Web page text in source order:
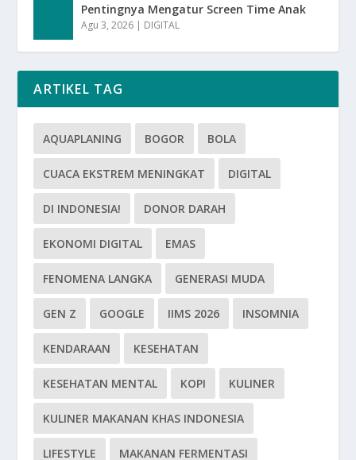
Pentingnya Mengatur Screen Time Anak
Agu 3, 2026 | DIGITAL
ARTIKEL TAG
AQUAPLANING BOGOR BOLA
CUACA EKSTREM MENINGKAT DIGITAL
DI INDONESIA! DONOR DARAH
EKONOMI DIGITAL EMAS
FENOMENA LANGKA GENERASI MUDA
GEN Z GOOGLE IIMS 2026 INSOMNIA
KENDARAAN KESEHATAN
KESEHATAN MENTAL KOPI KULINER
KULINER MAKANAN KHAS INDONESIA
LIFESTYLE MAKANAN FERMENTASI